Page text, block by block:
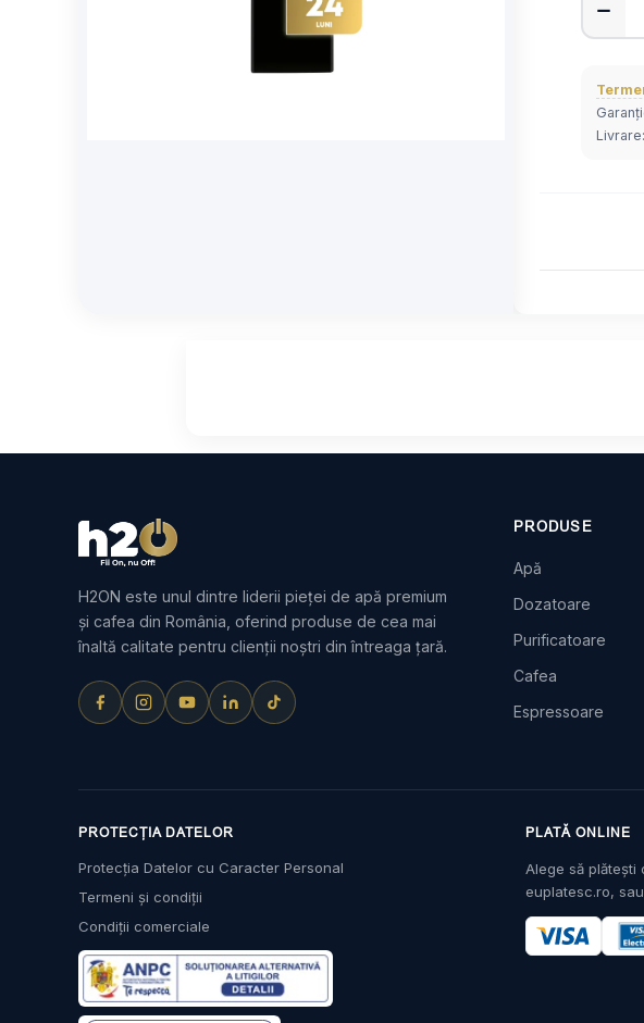
H2ON este unul dintre liderii pieței de apă premium
și cafea din România, oferind produse de cea mai
înaltă calitate pentru clienții noștri din întreaga țară.
PRODUSE
Apă
Dozatoare
Purificatoare
Cafea
Espressoare
PROTECȚIA DATELOR
Protecția Datelor cu Caracter Personal
Termeni și condiții
Condiții comerciale
PLATĂ ONLINE
Alege să plătești
euplatesc.ro,